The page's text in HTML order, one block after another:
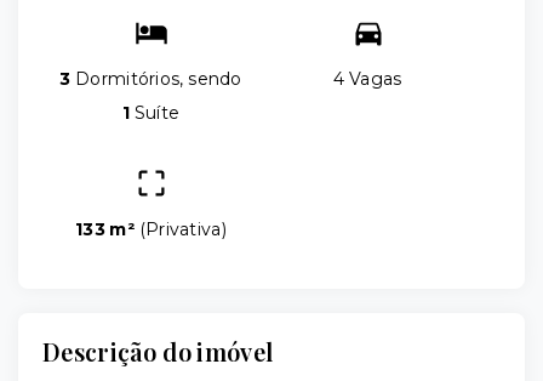
3 Dormitórios, sendo
1 Suíte
4 Vagas
133 m² (Privativa)
Descrição do imóvel